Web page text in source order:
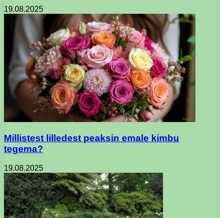
19.08.2025
Millistest lilledest peaksin emale kimbu
tegema?
19.08.2025